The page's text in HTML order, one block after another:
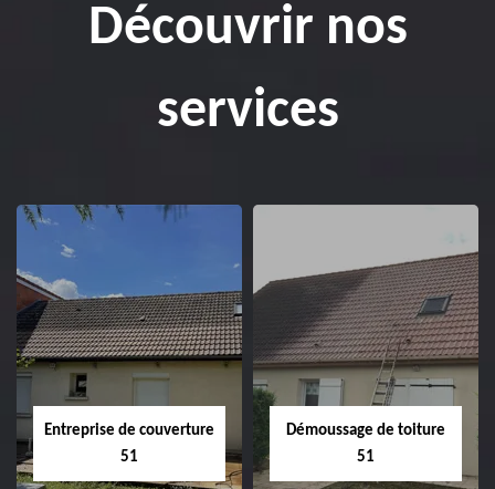
Découvrir nos
services
Entreprise de couverture
51
Démoussage de toiture
51